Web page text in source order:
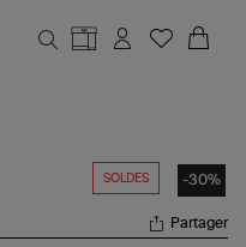
SOLDES -30%
Partager